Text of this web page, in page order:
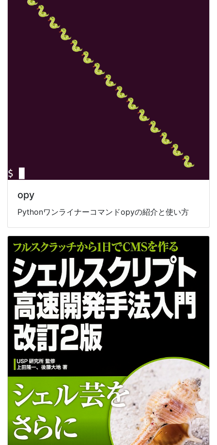
opy
Pythonワンライナーコマンドopyの紹介と使い方